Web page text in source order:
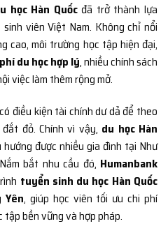
học Hàn Quốcđã trở thành lựa
viên Việt Nam. Không chỉ nổi
cao, môi trường học tập hiện đại,
du học hợp lý, nhiều chính sách
việc làm thêm rộng mở.
điều kiện tài chính dư dả để theo
đỏ. Chính vì vậy, du học Hàn
được nhiều gia đình tại Như
bắt nhu cầu đó, Humanbank
tuyển sinh du học Hàn Quốc
Yên, giúp học viên tối ưu chi phí
bền vững và hợp pháp.